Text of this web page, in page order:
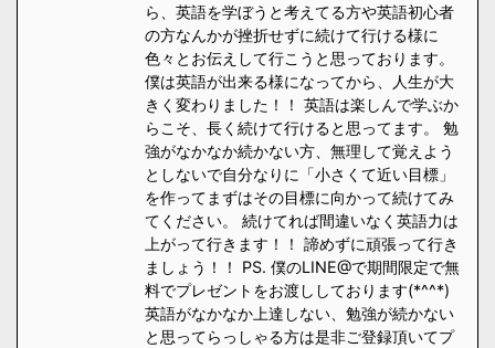
ら、英語を学ぼうと考えてる方や英語初心者
の方なんかが挫折せずに続けて行ける様に
色々とお伝えして行こうと思っております。
僕は英語が出来る様になってから、人生が大
きく変わりました！！ 英語は楽しんで学ぶか
らこそ、長く続けて行けると思ってます。 勉
強がなかなか続かない方、無理して覚えよう
としないで自分なりに「小さくて近い目標」
を作ってまずはその目標に向かって続けてみ
てください。 続けてれば間違いなく英語力は
上がって行きます！！ 諦めずに頑張って行き
ましょう！！ PS. 僕のLINE@で期間限定で無
料でプレゼントをお渡ししております(*^^*)
英語がなかなか上達しない、勉強が続かない
と思ってらっしゃる方は是非ご登録頂いてプ